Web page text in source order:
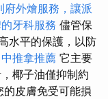
府外燴服務，讓派
牙科服務 儘管保
水平的保護，以防
推拿推薦 它主要
椰子油僅抑制約
皮膚免受可能損